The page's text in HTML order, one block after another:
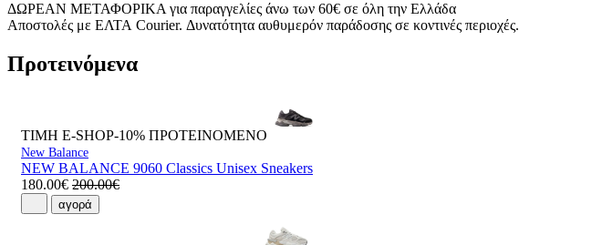
ΔΩΡΕΑΝ ΜΕΤΑΦΟΡΙΚΑ για παραγγελίες άνω των 60€ σε όλη την Ελλάδα
Αποστολές με ΕΛΤΑ Courier. Δυνατότητα αυθυμερόν παράδοσης σε κοντινές περιοχές.
Προτεινόμενα
ΤΙΜΗ E-SHOP-10% ΠΡΟΤΕΙΝΟΜΕΝΟ
New Balance
NEW BALANCE 9060 Classics Unisex Sneakers
180.00€ 200.00€
αγορά